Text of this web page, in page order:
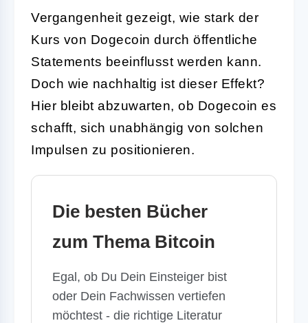
Vergangenheit gezeigt, wie stark der
Kurs von Dogecoin durch öffentliche
Statements beeinflusst werden kann.
Doch wie nachhaltig ist dieser Effekt?
Hier bleibt abzuwarten, ob Dogecoin es
schafft, sich unabhängig von solchen
Impulsen zu positionieren.
Die besten Bücher
zum Thema Bitcoin
Egal, ob Du Dein Einsteiger bist
oder Dein Fachwissen vertiefen
möchtest - die richtige Literatur